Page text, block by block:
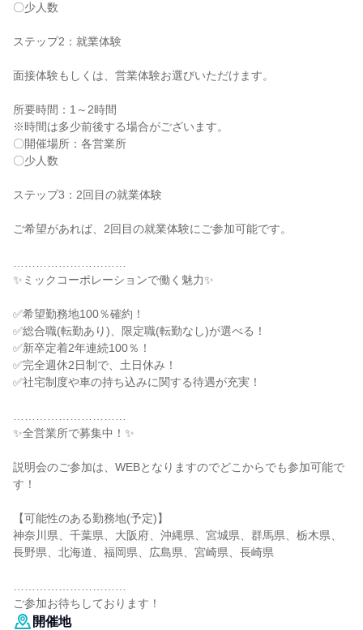
〇少人数
ステップ2：就業体験
面接体験もしくは、営業体験お選びいただけます。
所要時間：1～2時間
※時間は多少前後する場合がございます。
〇開催場所：各営業所
〇少人数
ステップ3：2回目の就業体験
ご希望があれば、2回目の就業体験にご参加可能です。
✨️ミックコーポレーションで働く魅力✨️
✅希望勤務地100％確約！
✅総合職(転勤あり)、限定職(転勤なし)が選べる！
✅新卒定着2年連続100％！
✅完全週休2日制で、土日休み！
✅社宅制度や車の持ち込みに関する待遇が充実！
✨️全営業所で募集中！✨️
説明会のご参加は、WEBとなりますのでどこからでも参加可能で
す！
【可能性のある勤務地(予定)】
神奈川県、千葉県、大阪府、沖縄県、宮城県、群馬県、栃木県、
長野県、北海道、福岡県、広島県、宮崎県、長崎県
ご参加お待ちしております！
開催地